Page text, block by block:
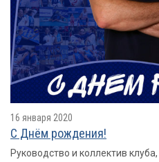
16 января 2020
С Днём рождения!
Руководство и коллектив